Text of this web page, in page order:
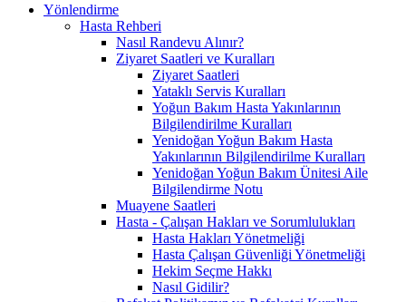
Yönlendirme
Hasta Rehberi
Nasıl Randevu Alınır?
Ziyaret Saatleri ve Kuralları
Ziyaret Saatleri
Yataklı Servis Kuralları
Yoğun Bakım Hasta Yakınlarının
Bilgilendirilme Kuralları
Yenidoğan Yoğun Bakım Hasta
Yakınlarının Bilgilendirilme Kuralları
Yenidoğan Yoğun Bakım Ünitesi Aile
Bilgilendirme Notu
Muayene Saatleri
Hasta - Çalışan Hakları ve Sorumlulukları
Hasta Hakları Yönetmeliği
Hasta Çalışan Güvenliği Yönetmeliği
Hekim Seçme Hakkı
Nasıl Gidilir?